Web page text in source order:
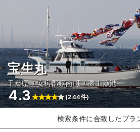
宝生丸
千葉県 安房郡鋸南町 勝山漁港
4.3 (244件)
検索条件に合致したプラ